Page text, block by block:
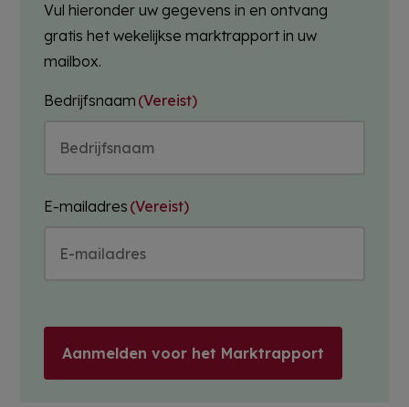
Vul hieronder uw gegevens in en ontvang
gratis het wekelijkse marktrapport in uw
mailbox.
Bedrijfsnaam (Vereist)
E-mailadres (Vereist)
Aanmelden voor het Marktrapport